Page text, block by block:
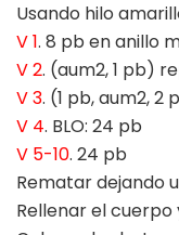
Usando hilo
V 1. 8 pb en anillo
V 2. (aum2, 1 pb)
V 3. (1 pb, aum2,
V 4. BLO: 24 pb
V 5-10. 24 pb
Rematar dejando
Rellenar el cuerpo